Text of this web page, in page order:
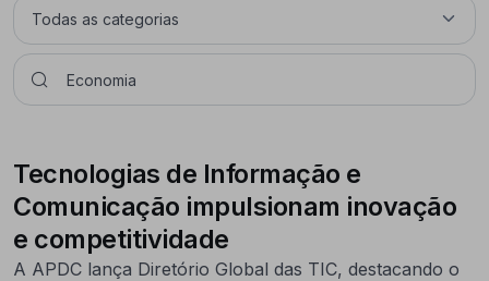
Tecnologias de Informação e
Comunicação impulsionam inovação
e competitividade
A APDC lança Diretório Global das TIC, destacando o